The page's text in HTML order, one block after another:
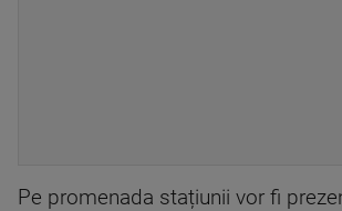
Pe promenada stațiunii vor fi